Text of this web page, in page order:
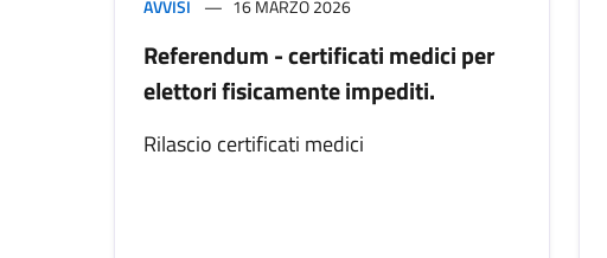
AVVISI 16 MARZO 2026
Referendum - certificati medici per
elettori fisicamente impediti.
Rilascio certificati medici